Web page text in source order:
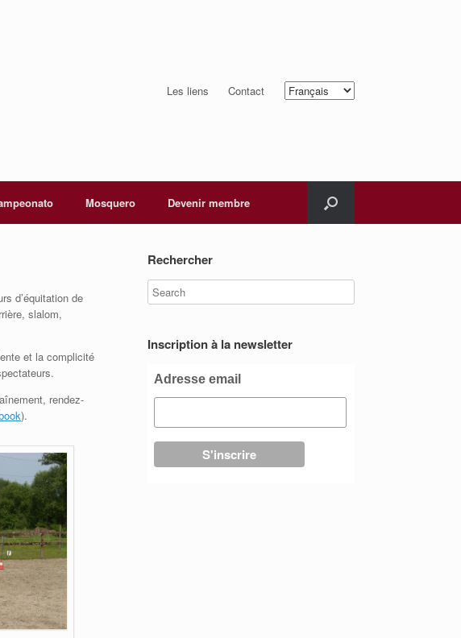
Les liens Contact
Choisir
une
Mosquero Devenir membre
d’équitation de
slalom,
et la complicité
rendez-
).
Rechercher
Inscription à la newsletter
Adresse email